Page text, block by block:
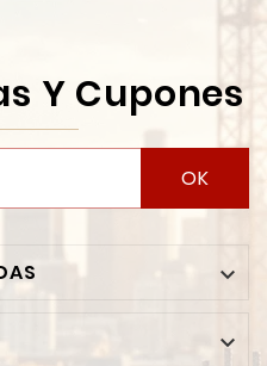
Y Cupones
OK

